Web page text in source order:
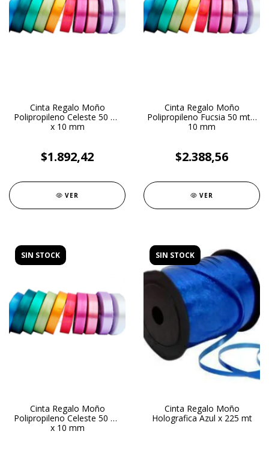
Cinta Regalo Moño
Polipropileno Celeste 50 mt
x 10 mm
$1.892,42
VER
Cinta Regalo Moño
Polipropileno Fucsia 50 mt x
10 mm
$2.388,56
VER
SIN STOCK
Cinta Regalo Moño
Polipropileno Celeste 50 mt
x 10 mm
SIN STOCK
Cinta Regalo Moño
Holografica Azul x 225 mt